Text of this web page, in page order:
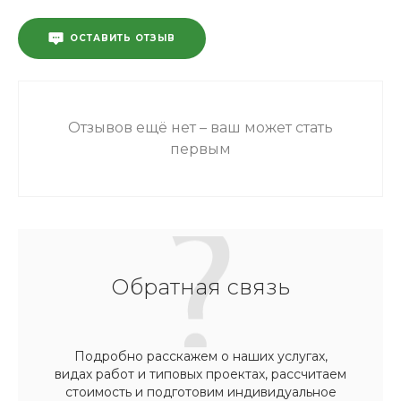
ОСТАВИТЬ ОТЗЫВ
Отзывов ещё нет – ваш может стать
первым
Обратная связь
Подробно расскажем о наших услугах,
видах работ и типовых проектах, рассчитаем
стоимость и подготовим индивидуальное